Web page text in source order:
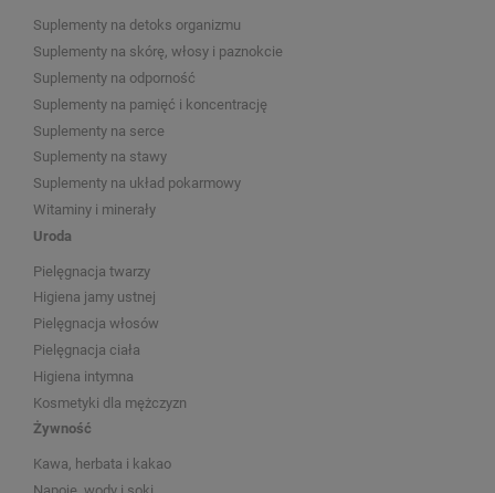
Suplementy na detoks organizmu
Suplementy na skórę, włosy i paznokcie
Suplementy na odporność
Suplementy na pamięć i koncentrację
Suplementy na serce
Suplementy na stawy
Suplementy na układ pokarmowy
Witaminy i minerały
Uroda
Pielęgnacja twarzy
Higiena jamy ustnej
Pielęgnacja włosów
Pielęgnacja ciała
Higiena intymna
Kosmetyki dla mężczyzn
Żywność
Kawa, herbata i kakao